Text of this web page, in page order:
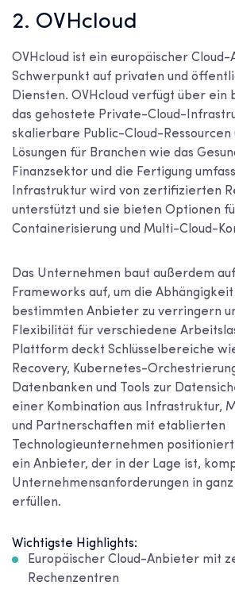
2. OVHcloud
OVHcloud ist ein europäischer
Schwerpunkt auf privaten und
Diensten. OVHcloud verfügt über ein
das gehostete Private-Cloud-
skalierbare Public-Cloud-Ressourcen
Lösungen für Branchen wie das
Finanzsektor und die Fertigung
Infrastruktur wird von zertifizierten
unterstützt und sie bieten Optionen
Containerisierung und Multi-Cloud-
Das Unternehmen baut außerdem
Frameworks auf, um die
bestimmten Anbieter zu verringern
Flexibilität für verschiedene
Plattform deckt Schlüsselbereiche
Recovery, Kubernetes-
Datenbanken und Tools zur
einer Kombination aus Infrastruktur,
und Partnerschaften mit etablierten
Technologieunternehmen positioniert
ein Anbieter, der in der Lage ist,
Unternehmensanforderungen in ganz
erfüllen.
Wichtigste Highlights:
Europäischer Cloud-Anbieter mit
Rechenzentren